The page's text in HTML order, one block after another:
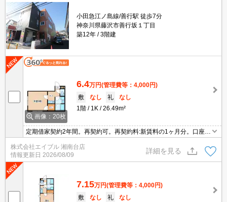
小田急江ノ島線/善行駅 徒歩7分
神奈川県藤沢市善行坂１丁目
築12年
3階建
画像：20枚
6.4万円(管理費等：4,000円)
敷
なし 礼
なし
1階
1K 26.49m²
定期借家契約2年間。再契約可。再契約料:新賃料の1ヶ月分。口座振
可。仲介手数料家賃の0.55ヵ月分。SECOM入ってます。オートロ
ック。
株式会社エイブル 湘南台店
情報更新日 2026/08/09
詳細を見る
7.15万円(管理費等：4,000円)
敷
なし 礼
なし